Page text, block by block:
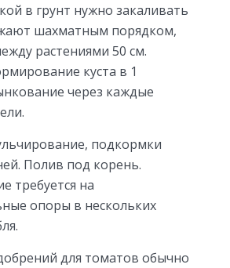
в грунт нужно закаливать
шахматным порядком,
растениями 50 см.
куста в 1
через каждые
подкормки
Полив под корень.
требуется на
опоры в нескольких
для томатов обычно